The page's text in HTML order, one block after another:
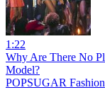
1:22
Why Are There No
Model?
POPSUGAR Fashion